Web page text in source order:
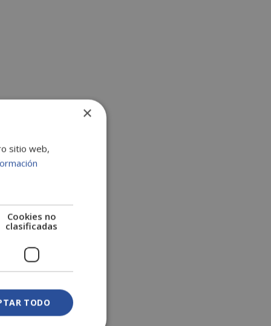
×
sitio web,
Cookies no
clasificadas
TODO